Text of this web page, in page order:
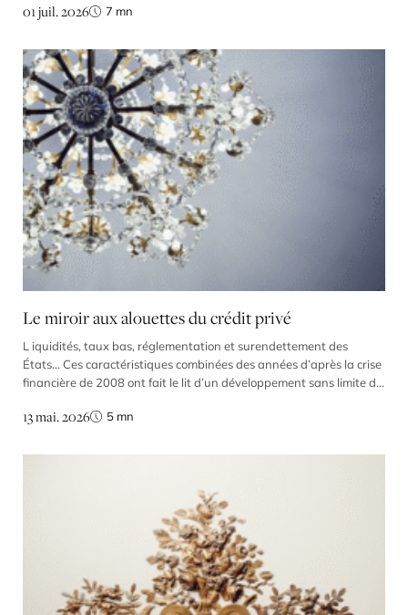
la Fed et ses attaques répétées contre plusieurs de ses membres
01 juil. 2026 7 mn
Le miroir aux alouettes du crédit privé
L iquidités, taux bas, réglementation et surendettement des
États… Ces caractéristiques combinées des années d’après la crise
financière de 2008 ont fait le lit d’un développement sans limite du
réglementation trop stricte empêche les banques de financer les
13 mai. 2026 5 mn